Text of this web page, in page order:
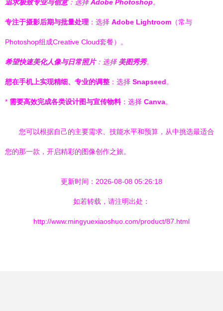
追求极致专业与创意：选择Adobe Photoshop。
专注于摄影后期与批量处理 ：选择 Adobe Lightroom （常与
Photoshop组成Creative Cloud套餐）。
希望快速美化人像与日常照片：选择 美图秀秀。
想在手机上实现精细、专业的调整 ：选择 Snapseed。
* 需要高效完成各类设计图与宣传物料：选择 Canva。
您可以根据自己的主要需求、技能水平和预算，从中挑选最适合
您的那一款，开启精彩的图像创作之旅。
更新时间：2026-08-08 05:26:18
如若转载，请注明出处：
http://www.mingyuexiaoshuo.com/product/87.html